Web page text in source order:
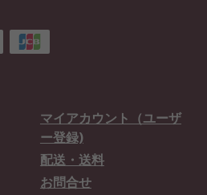
マイアカウント（ユーザ
ー登録)
配送・送料
お問合せ